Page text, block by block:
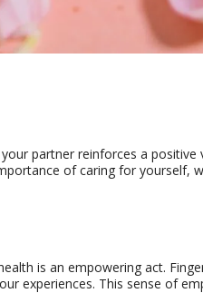
partner reinforces a
of caring for yourself,
is an empowering act.
experiences. This sense of